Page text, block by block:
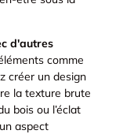
d'autres
comme
créer un design
la texture brute
bois ou l’éclat
aspect